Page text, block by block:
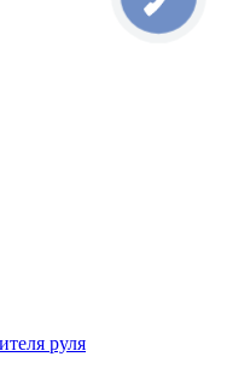
руля